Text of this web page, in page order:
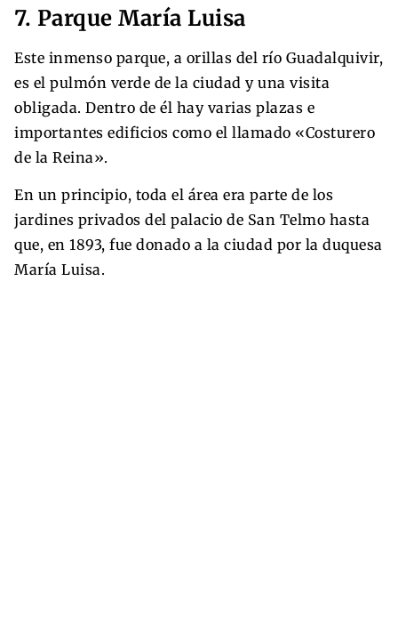
7. Parque María Luisa
Este inmenso parque, a orillas del río Guadalquivir,
es el pulmón verde de la ciudad y una visita
obligada. Dentro de él hay varias plazas e
importantes edificios como el llamado «Costurero
de la Reina».
En un principio, toda el área era parte de los
jardines privados del palacio de San Telmo hasta
que, en 1893, fue donado a la ciudad por la duquesa
María Luisa.